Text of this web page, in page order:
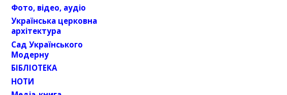
Фото, відео, аудіо
Українська церковна
архітектура
Сад Українського
Модерну
БІБЛІОТЕКА
НОТИ